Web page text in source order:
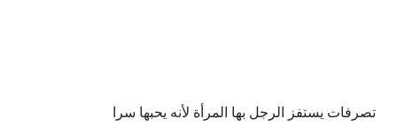
تصرفات يستفز الرجل بها المرأة لأنه يحبها سرا